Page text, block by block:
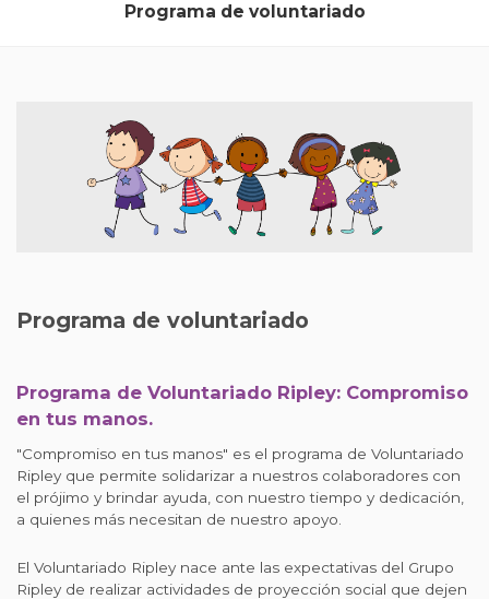
Programa de voluntariado
Programa de voluntariado
Programa de Voluntariado Ripley: Compromiso
en tus manos.
"Compromiso en tus manos" es el programa de Voluntariado
Ripley que permite solidarizar a nuestros colaboradores con
el prójimo y brindar ayuda, con nuestro tiempo y dedicación,
a quienes más necesitan de nuestro apoyo.
El Voluntariado Ripley nace ante las expectativas del Grupo
Ripley de realizar actividades de proyección social que dejen